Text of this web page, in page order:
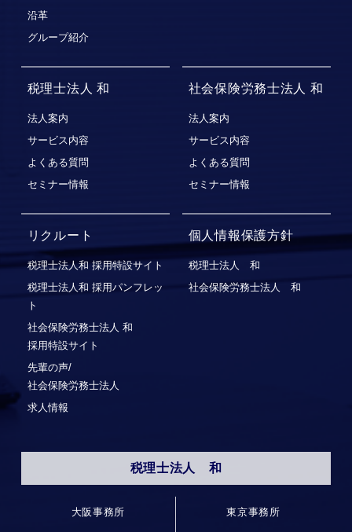
沿革
グループ紹介
税理士法人 和
法人案内
サービス内容
よくある質問
セミナー情報
社会保険労務士法人 和
法人案内
サービス内容
よくある質問
セミナー情報
リクルート
税理士法人和 採用特設サイト
税理士法人和 採用パンフレッ
ト
社会保険労務⼠法⼈ 和
採⽤特設サイト
先輩の声/
社会保険労務士法人
求人情報
個人情報保護方針
税理士法人 和
社会保険労務士法人 和
税理士法人 和
大阪事務所 東京事務所